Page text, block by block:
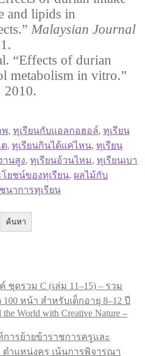
and lipids in
Malaysian Journal
“Effects of durian
metabolism in vitro.”
2010.
พ, ทุเรียนกับแอลกอฮอล์, ทุเรียน
ต, ทุเรียนกินได้แค่ไหน, ทุเรียน
านสูง, ทุเรียนอ้วนไหม, ทุเรียนเบา
โยชน์ของทุเรียน, ผลไม้กับ
นาการทุเรียน
ค้นหา
ชุดรวม C (เล่ม 11–15) – รวม
หน้า สำหรับเด็กอายุ 8–12 ปี
the World with Creative Nature –
ารย้ายข้าราชการครูและ
ำแหน่งครู เน้นการพิจารณา